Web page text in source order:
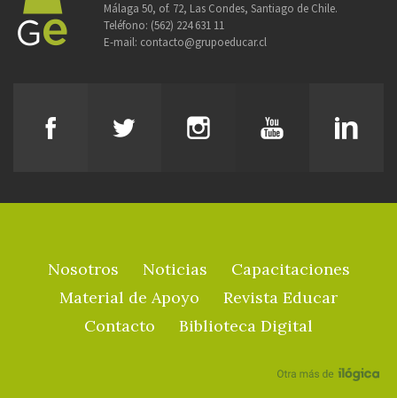
Málaga 50, of. 72, Las Condes, Santiago de Chile.
Teléfono: (562) 224 631 11
E-mail: contacto@grupoeducar.cl
Nosotros Noticias
Capacitaciones
Material de Apoyo
Revista Educar
Contacto
Biblioteca Digital